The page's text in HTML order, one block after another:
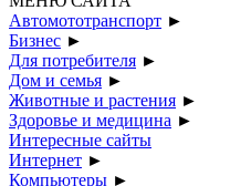
Автомототранспорт ►
Бизнес ►
Для потребителя ►
Дом и семья ►
Животные и растения ►
Здоровье и медицина ►
Интересные сайты
Интернет ►
Компьютеры ►